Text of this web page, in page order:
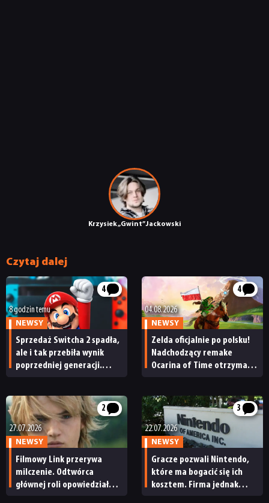
TECHNOLOGIE
DYSKUSJE
SKLEP
Krzysiek „Gwint” Jackowski
Czytaj dalej
4
8 godzin temu
NEWSY
Sprzedaż Switcha 2 spadła,
ale i tak przebiła wynik
poprzedniej generacji.
4
04.08.2026
NEWSY
Zelda oficjalnie po polsku!
Nadchodzący remake
Ocarina of Time otrzyma
2
27.07.2026
NEWSY
Filmowy Link przerywa
milczenie. Odtwórca
głównej roli opowiedział
3
22.07.2026
NEWSY
Gracze pozwali Nintendo,
które ma bogacić się ich
kosztem. Firma jednak